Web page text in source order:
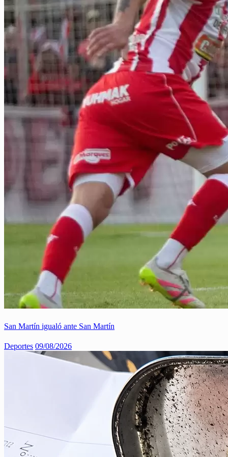
San Martín igualó ante San Martín
Deportes 09/08/2026